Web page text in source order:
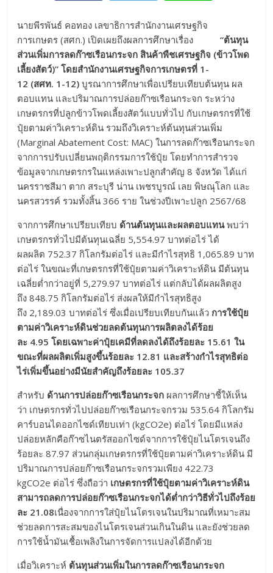
นายพีรพันธ์ คอทอง เลขาธิการสำนักงานเศรษฐกิจ
การเกษตร (สศก.) เปิดเผยถึงผลการศึกษาเรื่อง
“ต้นทุน
ส่วนเพิ่มการลดก๊าซเรือนกระจก สินค้าพืชเศรษฐกิจ (ข้าวโพด
เลี้ยงสัตว์)” โดยสำนักงานเศรษฐกิจการเกษตรที่ 1-
12 (สศท. 1-12) บูรณาการศึกษาเพื่อเปรียบเทียบต้นทุน ผล
ตอบแทน และปริมาณการปล่อยก๊าซเรือนกระจก ระหว่าง
เกษตรกรที่ปลูกข้าวโพดเลี้ยงสัตว์แบบทั่วไป กับเกษตรกรที่ใช้
ปุ๋ยตามค่าวิเคราะห์ดิน รวมถึงวิเคราะห์ต้นทุนส่วนเพิ่ม
(Marginal Abatement Cost: MAC) ในการลดก๊าซเรือนกระจก
จากการปรับเปลี่ยนพฤติกรรมการใช้ปุ๋ย โดยทำการสำรวจ
ข้อมูลจากเกษตรกรในแหล่งเพาะปลูกสำคัญ 8 จังหวัด ได้แก่
นครราชสีมา ตาก สระบุรี น่าน เพชรบูรณ์ เลย พิษณุโลก และ
นครสวรรค์ รวมทั้งสิ้น 366 ราย ในช่วงปีเพาะปลูก 2567/68
จากการศึกษาเปรียบเทียบ ด้านต้นทุนและผลตอบแทนพบว่า
เกษตรกรทั่วไปมีต้นทุนเฉลี่ย 5,554.97 บาทต่อไร่ ได้
ผลผลิต 752.37 กิโลกรัมต่อไร่ และมีกำไรสุทธิ 1,065.89 บาท
ต่อไร่ ในขณะที่เกษตรกรที่ใช้ปุ๋ยตามค่าวิเคราะห์ดิน มีต้นทุน
เฉลี่ยต่ำกว่าอยู่ที่ 5,279.97 บาทต่อไร่ แต่กลับได้ผลผลิตสูง
ถึง 848.75 กิโลกรัมต่อไร่ ส่งผลให้มีกำไรสุทธิสูง
ถึง 2,189.03 บาทต่อไร่ ซึ่งเมื่อเปรียบเทียบกันแล้ว การใช้ปุ๋ย
ตามค่าวิเคราะห์ดินช่วยลดต้นทุนการผลิตลงได้ร้อย
ละ 4.95โดยเฉพาะค่าปุ๋ยเคมีที่ลดลงได้ถึงร้อยละ 15.61ใน
ขณะที่ผลผลิตเพิ่มสูงขึ้นร้อยละ 12.81 และสร้างกำไรสุทธิต่อ
ไร่เพิ่มขึ้นอย่างมีนัยสำคัญถึงร้อยละ 105.37
สำหรับ ด้านการปล่อยก๊าซเรือนกระจก ผลการศึกษาชี้ให้เห็น
ว่า เกษตรกรทั่วไปปล่อยก๊าซเรือนกระจกรวม 535.64 กิโลกรัม
คาร์บอนไดออกไซด์เทียบเท่า (kgCO2e) ต่อไร่ โดยมีแหล่ง
ปล่อยหลักคือก๊าซไนตรัสออกไซด์จากการใช้ปุ๋ยไนโตรเจนถึง
ร้อยละ 87.97 ส่วนกลุ่มเกษตรกรที่ใช้ปุ๋ยตามค่าวิเคราะห์ดิน มี
ปริมาณการปล่อยก๊าซเรือนกระจกรวมเพียง 422.73
kgCO2e ต่อไร่ ซึ่งถือว่า เกษตรกรที่ใช้ปุ๋ยตามค่าวิเคราะห์ดิน
สามารถลดการปล่อยก๊าซเรือนกระจกได้ต่ำกว่าวิธีทั่วไปถึงร้อย
ละ 21.08เนื่องจากการใส่ปุ๋ยไนโตรเจนในปริมาณที่เหมาะสม
ช่วยลดการสะสมของไนโตรเจนส่วนเกินในดิน และยังช่วยลด
การใช้น้ำมันเชื้อเพลิงในการจัดการแปลงได้อีกด้วย
เมื่อวิเคราะห์ ต้นทุนส่วนเพิ่มในการลดก๊าซเรือนกระจก